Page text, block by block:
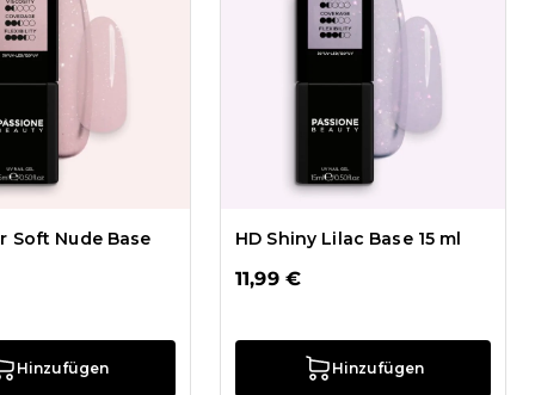
Soft Nude Base
Hinzufügen
HD Shiny Lilac Base 15 ml
11,99 €
Hinzufügen